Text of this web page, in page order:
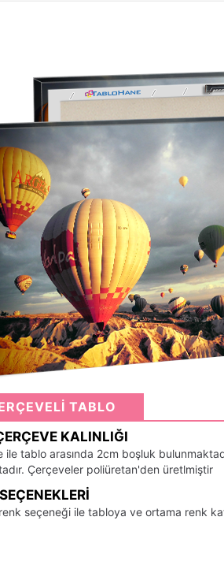
TABLO
KALINLIĞI
ile tablo arasında 2cm boşluk
Çerçeveler poliüretan'den üretlmiştir
seçeneği ile tabloya ve ortama renk